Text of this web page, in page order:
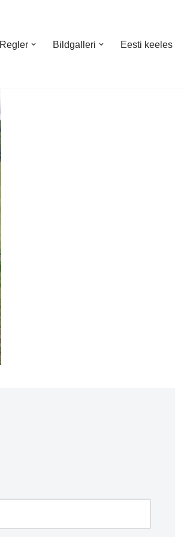
Regler Bildgalleri Eesti keeles